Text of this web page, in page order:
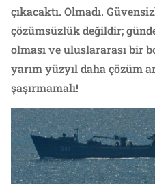
çıkacaktı. Olmadı.
çözümsüzlük değildir;
olması ve uluslararası bir
yarım yüzyıl daha çözüm
şaşırmamalı!